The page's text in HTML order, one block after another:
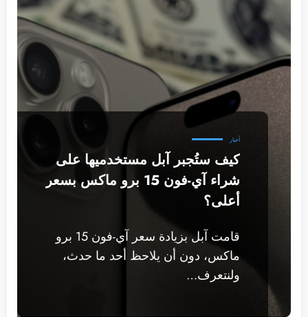
أخبار
كيف ستُجبر آبل مستخدميها على
شراء آي-فون 15 برو ماكس بسعر
أعلى؟
قامت آبل بزيادة سعر آي-فون 15 برو
ماكس، دون أن يلاحظ أحد ما حدث،
ولنتعرف…